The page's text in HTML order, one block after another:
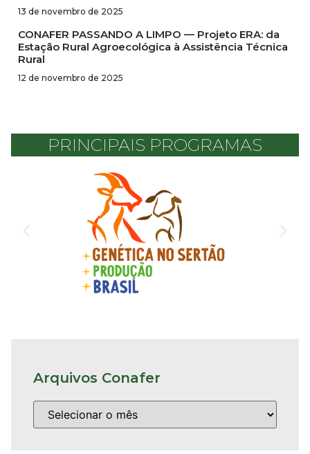
13 de novembro de 2025
CONAFER PASSANDO A LIMPO — Projeto ERA: da
Estação Rural Agroecológica à Assistência Técnica
Rural
12 de novembro de 2025
PRINCIPAIS PROGRAMAS
Arquivos Conafer